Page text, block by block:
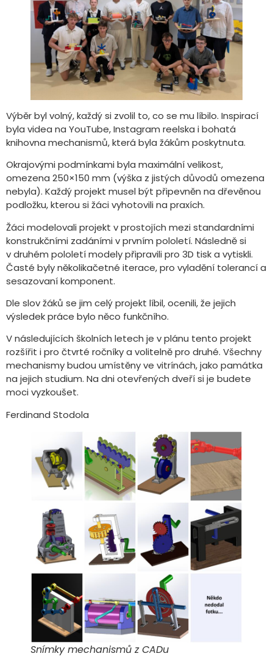
Výběr byl volný, každý si zvolil to, co se mu líbilo. Inspirací
byla videa na YouTube, Instagram reelska i bohatá
knihovna mechanismů, která byla žákům poskytnuta.
Okrajovými podmínkami byla maximální velikost,
omezena 250×150 mm (výška z jistých důvodů omezena
nebyla). Každý projekt musel být připevněn na dřevěnou
podložku, kterou si žáci vyhotovili na praxích.
Žáci modelovali projekt v prostojích mezi standardními
konstrukčními zadáními v prvním pololetí. Následně si
v druhém pololetí modely připravili pro 3D tisk a vytiskli.
Časté byly několikačetné iterace, pro vyladění tolerancí a
sesazovaní komponent.
Dle slov žáků se jim celý projekt líbil, ocenili, že jejich
výsledek práce bylo něco funkčního.
V následujících školních letech je v plánu tento projekt
rozšířit i pro čtvrté ročníky a volitelně pro druhé. Všechny
mechanismy budou umístěny ve vitrínách, jako památka
na jejich studium. Na dni otevřených dveří si je budete
moci vyzkoušet.
Ferdinand Stodola
Snímky mechanismů z CADu